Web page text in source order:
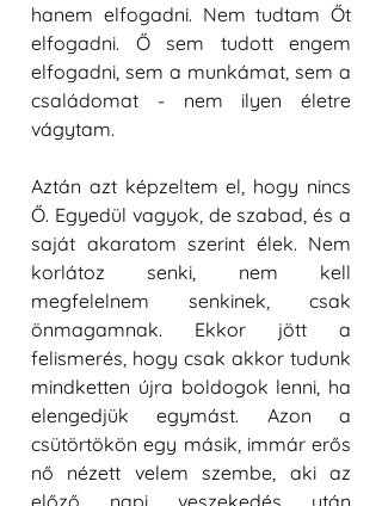
hanem elfogadni. Nem tudtam Őt
elfogadni. Ő sem tudott engem
elfogadni, sem a munkámat, sem a
családomat - nem ilyen életre
vágytam.
Aztán azt képzeltem el, hogy nincs
Ő. Egyedül vagyok, de szabad, és a
saját akaratom szerint élek. Nem
korlátoz senki, nem kell
megfelelnem senkinek, csak
önmagamnak. Ekkor jött a
felismerés, hogy csak akkor tudunk
mindketten újra boldogok lenni, ha
elengedjük egymást. Azon a
csütörtökön egy másik, immár erős
nő nézett velem szembe, aki az